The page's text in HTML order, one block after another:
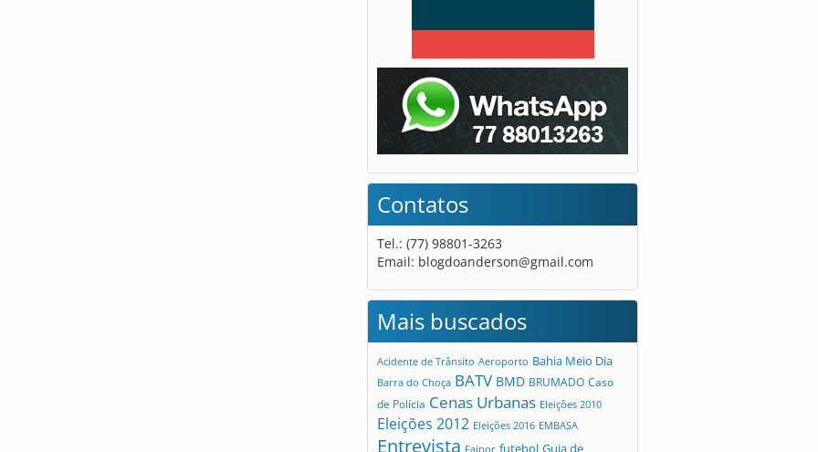
Contatos
Tel.: (77) 98801-3263
Email: blogdoanderson@gmail.com
Mais buscados
Acidente de Trânsito Aeroporto Bahia Meio Dia
Barra do Choça BATV BMD BRUMADO Caso
de Polícia Cenas Urbanas Eleições 2010
Eleições 2012 Eleições 2016 EMBASA
Entrevista Fainor futebol Guia de